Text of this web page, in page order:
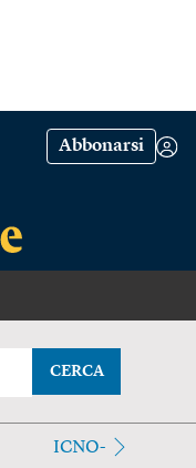
Abbonarsi
CERCA
ICNO-